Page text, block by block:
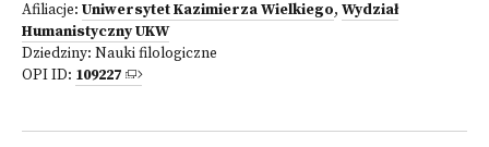
Afiliacje: Uniwersytet Kazimierza Wielkiego, Wydział
Humanistyczny UKW
Dziedziny: Nauki filologiczne
OPI ID: 109227